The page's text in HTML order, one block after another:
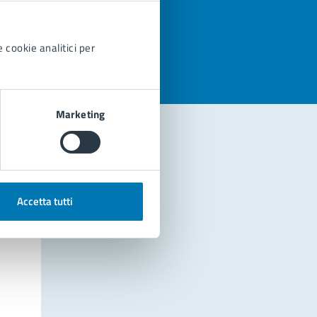
cookie analitici per
Marketing
Accetta tutti